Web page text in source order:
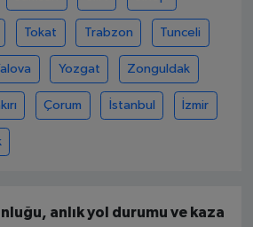
Tokat Trabzon Tunceli
Yozgat Zonguldak
Çorum İstanbul İzmir
anlık yol durumu ve kaza